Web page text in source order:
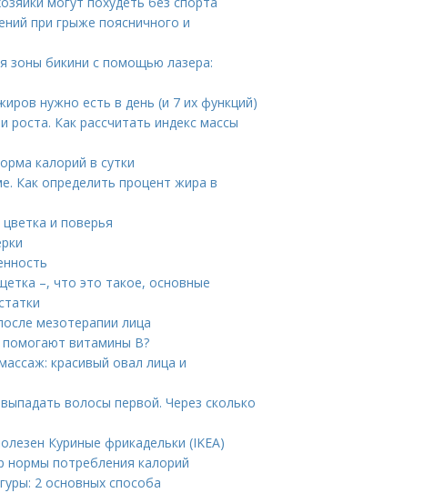
при грыже поясничного и
зоны бикини с помощью лазера:
нужно есть в день (и 7 их функций)
Как рассчитать индекс массы
калорий в сутки
Как определить процент жира в
и поверья
–, что это такое, основные
мезотерапии лица
витамины B?
красивый овал лица и
волосы первой. Через сколько
Куриные фрикадельки (IKEA)
нормы потребления калорий
2 основных способа